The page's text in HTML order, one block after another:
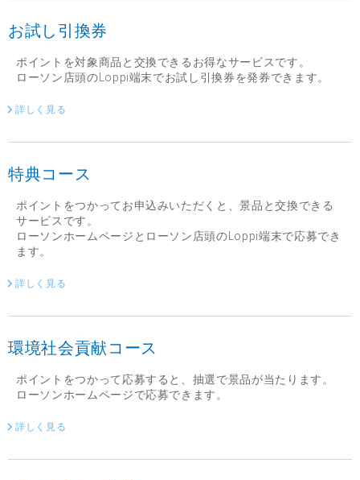
お試し引換券
ポイントを対象商品と交換できるお得なサービスです。
ローソン店頭のLoppi端末でお試し引換券を発券できます。
詳しく見る
特典コース
ポイントをつかってお申込みいただくと、景品と交換できる
サービスです。
ローソンホームページとローソン店頭のLoppi端末で応募でき
ます。
詳しく見る
環境社会貢献コース
ポイントをつかって応募すると、抽選で景品が当たります。
ローソンホームページで応募できます。
詳しく見る